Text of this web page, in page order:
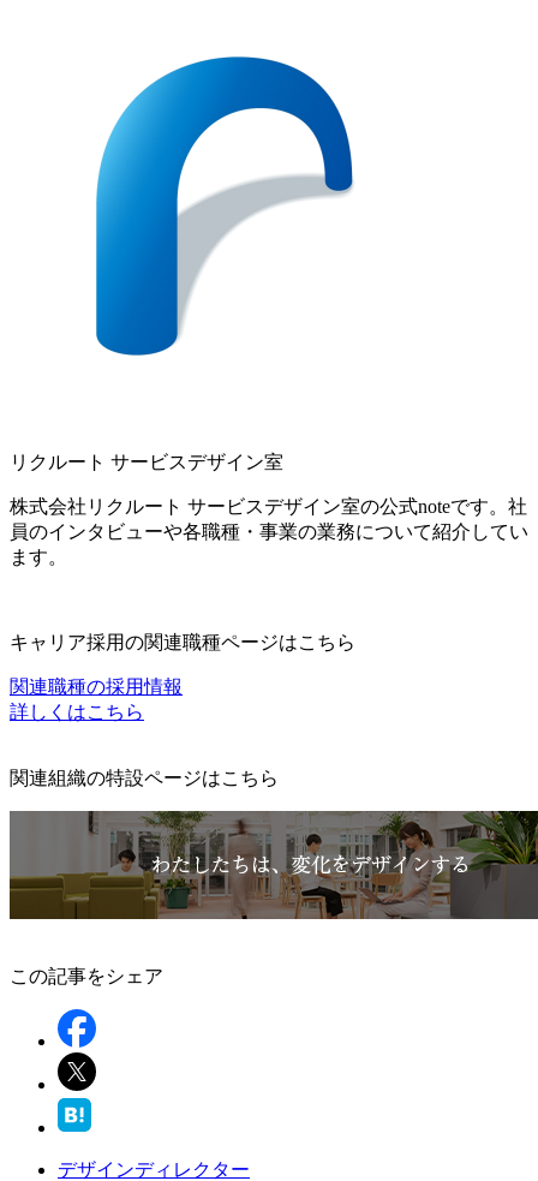
リクルート サービスデザイン室
株式会社リクルート サービスデザイン室の公式noteです。社
員のインタビューや各職種・事業の業務について紹介してい
ます。
キャリア採用の関連職種ページはこちら
関連職種の採用情報
詳しくはこちら
関連組織の特設ページはこちら
この記事をシェア
デザインディレクター